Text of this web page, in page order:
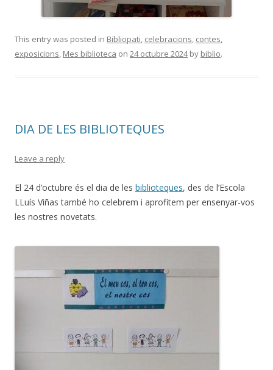
This entry was posted in Bibliopati, celebracions, contes,
exposicions, Mes biblioteca on 24 octubre 2024by biblio.
DIA DE LES BIBLIOTEQUES
Leave a reply
El 24 d’octubre és el dia de les biblioteques, des de l’Escola
LLuís Viñas també ho celebrem i aprofitem per ensenyar-vos
les nostres novetats.